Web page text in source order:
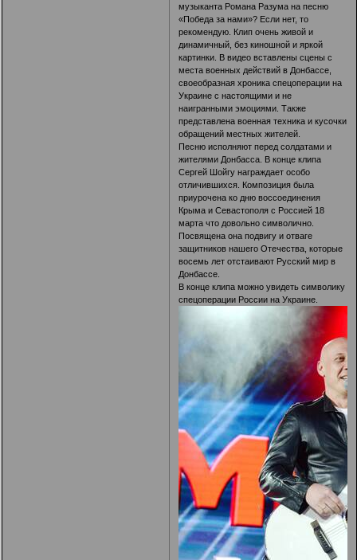
музыканта Романа Разума на песню
«Победа за нами»? Если нет, то
рекомендую. Клип очень живой и
динамичный, без киношной и яркой
картинки. В видео вставлены сцены с
места военных действий в Донбассе,
своеобразная хроника спецоперации на
Украине с настоящими и не
наигранными эмоциями. Также
представлена военная техника и кусочки
обращений местных жителей.
Песню исполняют перед солдатами и
жителями Донбасса. В конце клипа
Сергей Шойгу награждает особо
отличившихся. Композиция была
приурочена ко дню воссоединения
Крыма и Севастополя с Россией 18
марта что довольно символично.
Посвящена она подвигу и отваге
защитников нашего Отечества, которые
восемь лет отстаивают Русский мир в
Донбассе.
В конце клипа можно увидеть символику
спецоперации России на Украине.